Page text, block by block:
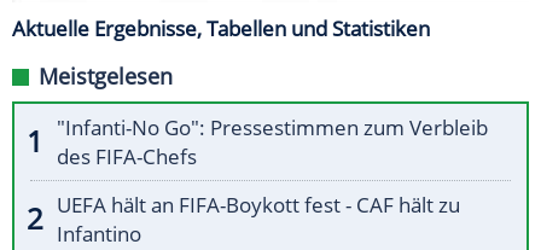
Aktuelle Ergebnisse, Tabellen und Statistiken
Meistgelesen
"Infanti-No Go": Pressestimmen zum Verbleib
des FIFA-Chefs
UEFA hält an FIFA-Boykott fest - CAF hält zu
Infantino